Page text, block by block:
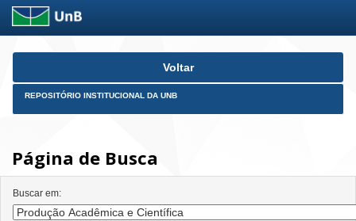
Skip
Voltar
REPOSITÓRIO INSTITUCIONAL DA UNB
Página de Busca
Buscar em: